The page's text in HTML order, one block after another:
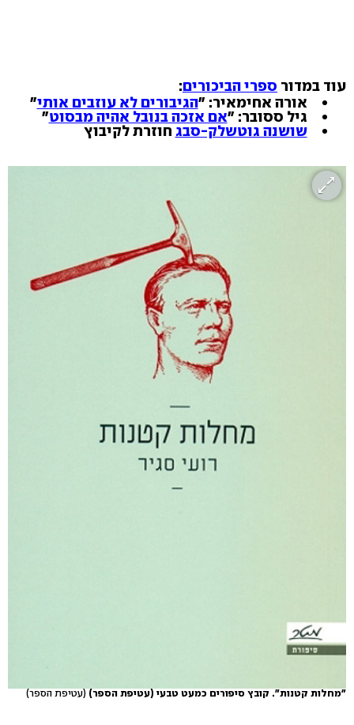
עוד במדור ספרי הביכורים:
אורה אחימאיר: "הגיבורים לא עוזבים אותי"
גיל ססובר: "אם אזכה בנובל אהיה מבסוט"
שושנה גוטשלק-סבג חוזרת לקיבוץ
"מחלות קטנות". קובץ סיפורים כמעט טבעי (עטיפת הספר) (עטיפת הספר)